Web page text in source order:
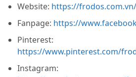
Website: https://frodos.com.vn/
Fanpage: https://
Pinterest:
https://www.pinterest.com/
Instagram: